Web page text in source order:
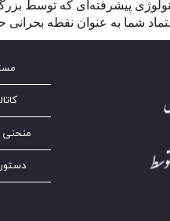
پیشرفته‌ای که توسط
شما به عنوان نقطه